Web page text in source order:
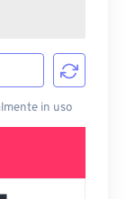
in uso